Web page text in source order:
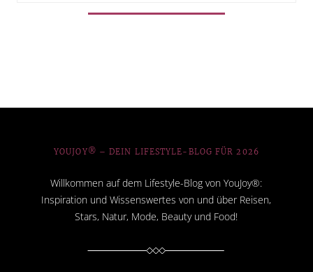
YOUJOY® – DEIN LIFESTYLE-BLOG FÜR 2026
Willkommen auf dem Lifestyle-Blog von YouJoy®:
Inspiration und Wissenswertes von und über Reisen,
Stars, Natur, Mode, Beauty und Food!